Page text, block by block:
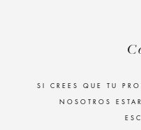
SI CREES QUE TU
NOSOTROS